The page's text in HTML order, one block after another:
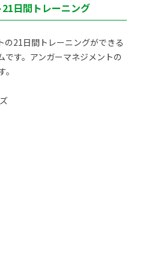
日間トレーニング
の21日間トレーニングができる
です。アンガーマネジメントの